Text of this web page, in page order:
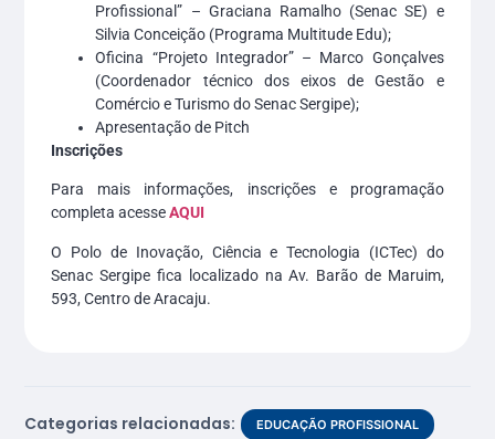
Profissional” – Graciana Ramalho (Senac SE) e
Silvia Conceição (Programa Multitude Edu);
Oficina “Projeto Integrador” – Marco Gonçalves
(Coordenador técnico dos eixos de Gestão e
Comércio e Turismo do Senac Sergipe);
Apresentação de Pitch
Inscrições
Para mais informações, inscrições e programação
completa acesseAQUI
O Polo de Inovação, Ciência e Tecnologia (ICTec) do
Senac Sergipe fica localizado na Av. Barão de Maruim,
593, Centro de Aracaju.
Categorias relacionadas: EDUCAÇÃO PROFISSIONAL